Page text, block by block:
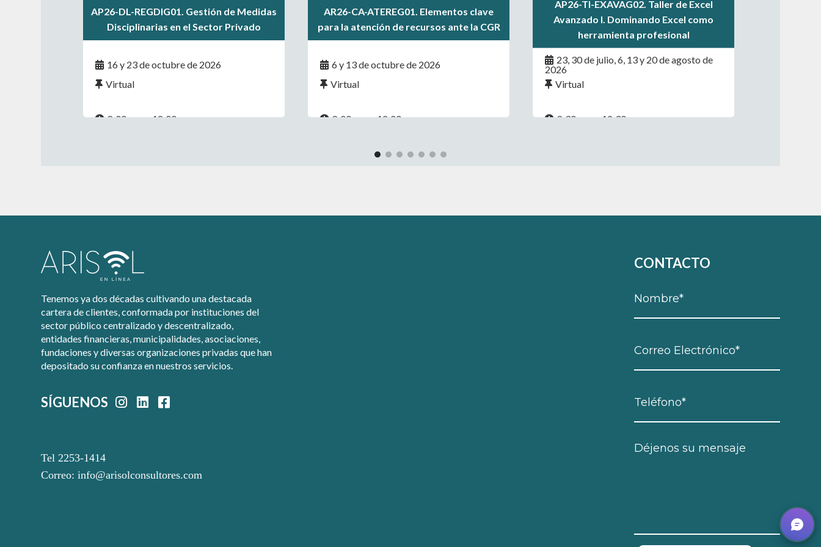
AP26-DL-REGDIG01. Gestión de Medidas
Disciplinarias en el Sector Privado
Virtual
.
8:00 a.m. - 12:00 p.m.
16 y 23 de octubre de 2026
AR26-CA-ATEREG01. Elementos clave
para la atención de recursos ante la CGR
Virtual
.
8:00 a.m. - 12:00 p.m.
6 y 13 de octubre de 2026
AP26-TI-EXAVAG02. Taller de Excel
Avanzado I. Dominando Excel como
herramienta profesional
Virtual
.
.
8:30 a.m. - 12:30 p.m.
23, 30 de julio, 6, 13 y 20 de agosto de
2026
Tenemos ya dos décadas cultivando una destacada
cartera de clientes, conformada por instituciones del
sector público centralizado y descentralizado,
entidades financieras, municipalidades, asociaciones,
fundaciones y diversas organizaciones privadas que han
depositado su confianza en nuestros servicios.
SÍGUENOS
Tel 2253-1414
Correo:info@arisolconsultores.com
CONTACTO